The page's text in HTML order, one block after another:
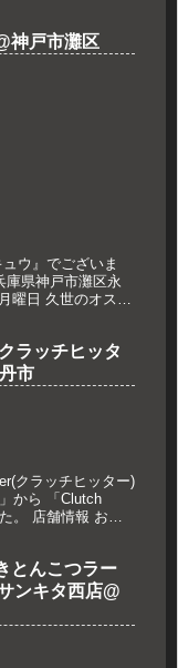
神戸市灘区
ウ』でございま
県神戸市灘区永
曜日 久世のオスス
ラッチヒッタ
市
クラッチヒッター)
から 「Clutch
。 店舗情報 お
とんこつラー
ンキタ西店@